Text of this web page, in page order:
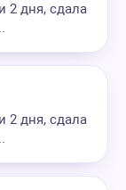
2 дня, сдала
2 дня, сдала